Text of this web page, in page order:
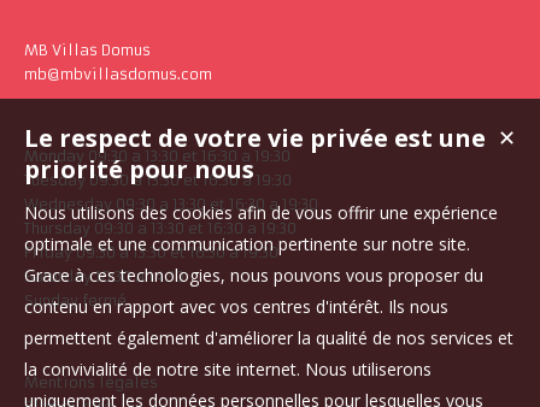
MB Villas Domus
mb@mbvillasdomus.com
Monday 09:30 a 13:30 et 16:30 a 19:30
Tuesday 09:30 a 13:30 et 16:30 a 19:30
Wednesday 09:30 a 13:30 et 16:30 a 19:30
Thursday 09:30 a 13:30 et 16:30 a 19:30
Friday 09:30 a 13:30 et 16:30 a 19:30
Saturday 10:30 a 14:30
Sunday fermé
Mentions légales
✕
Le respect de votre vie privée est une
priorité pour nous
Nous utilisons des cookies afin de vous offrir une expérience
optimale et une communication pertinente sur notre site.
Grace à ces technologies, nous pouvons vous proposer du
contenu en rapport avec vos centres d'intérêt. Ils nous
permettent également d'améliorer la qualité de nos services et
la convivialité de notre site internet. Nous utiliserons
uniquement les données personnelles pour lesquelles vous